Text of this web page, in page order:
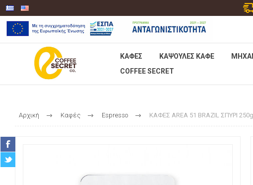
ΚΑΦΈΣ KΆΨΟΥΛΕΣ ΚΑΦΈ
COFFEE SECRET
Αρχική Καφές Espresso ΚΑΦΕΣ AREA 51 BRAZIL ΣΠΥΡΙ